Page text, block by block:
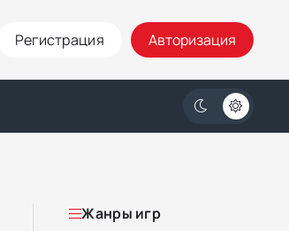
Регистрация Авторизация
Жанры игр